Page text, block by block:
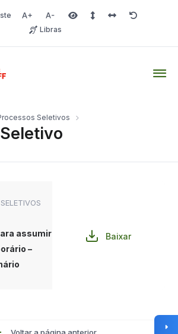
Aumentar fonte
Diminuir fonteÁrea selecionada
Espaçamento de linha
Espaço dos
Redefinir
Libras
Seletivos
assumir
–
Baixar